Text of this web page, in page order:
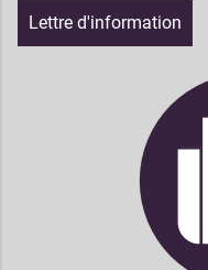
Lettre d'information